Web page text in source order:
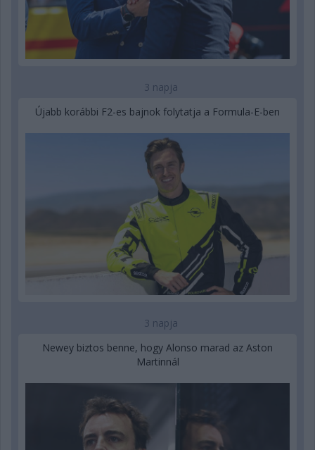
3 napja
Újabb korábbi F2-es bajnok folytatja a Formula-E-ben
3 napja
Newey biztos benne, hogy Alonso marad az Aston
Martinnál